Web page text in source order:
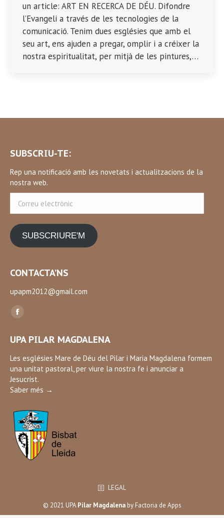
un article: ART EN RECERCA DE DÉU. Difondre
l’Evangeli a través de les tecnologies de la
comunicació. Tenim dues esglésies que amb el
seu art, ens ajuden a pregar, omplir i a créixer la
nostra espiritualitat, per mitjà de les pintures,…
SUBSCRIU-TE:
Rep una notificació amb les novetats i actualitzacions de la
nostra web.
electrònic
SUBSCRIURE'M
CONTACTA’NS
upapm2012@gmail.com
Find us on:
Facebook
opens
in
new
window
UPA PILAR MAGDALENA
Les esglésies Mare de Déu del Pilar i Maria Magdalena formem
una unitat pastoral, per viure la nostra fe i anunciar a
Jesucrist.
Saber més →
LEGAL
© 2021 UPAPilar Magdalenaby Factoria de Apps